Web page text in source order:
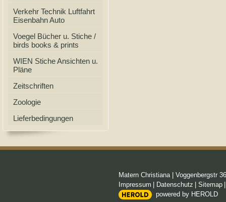
Verkehr Technik Luftfahrt
Eisenbahn Auto
Voegel Bücher u. Stiche /
birds books & prints
WIEN Stiche Ansichten u.
Pläne
Zeitschriften
Zoologie
Lieferbedingungen
Matern Christiana| Voggenbergstr 36
Impressum
Datenschutz Sitemap
powered by HEROLD